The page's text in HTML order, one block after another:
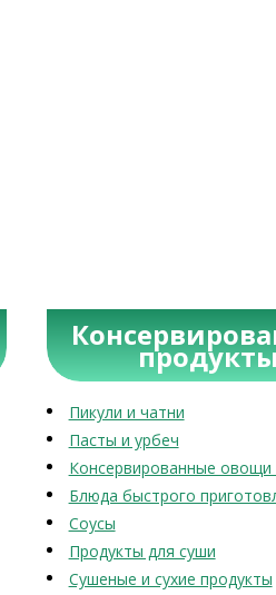
Пикули и чатни
Пасты и урбеч
Консервированные овощи
Блюда быстрого
Соусы
Продукты для суши
Сушеные и сухие продукты